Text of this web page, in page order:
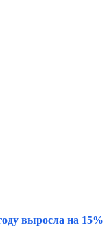
выросла на 15%